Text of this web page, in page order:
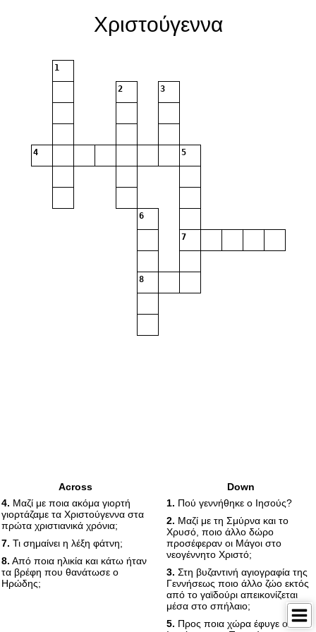
Χριστούγεννα
1
2 3
4 5
6
7
8
Across
4. Μαζί με ποια ακόμα γιορτή
γιορτάζαμε τα Χριστούγεννα στα
πρώτα χριστιανικά χρόνια;
7. Τι σημαίνει η λέξη φάτνη;
8. Από ποια ηλικία και κάτω ήταν
τα βρέφη που θανάτωσε ο
Ηρώδης;
Down
1. Πού γεννήθηκε ο Ιησούς?
2. Μαζί με τη Σμύρνα και το
Χρυσό, ποιο άλλο δώρο
προσέφεραν οι Μάγοι στο
νεογέννητο Χριστό;
3. Στη βυζαντινή αγιογραφία της
Γεννήσεως ποιο άλλο ζώο εκτός
από το γαϊδούρι απεικονίζεται
μέσα στο σπήλαιο;
5. Προς ποια χώρα έφυγε ο